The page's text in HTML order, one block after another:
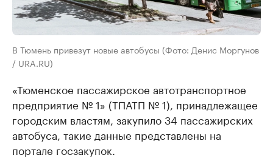
В Тюмень привезут новые автобусы (Фото: Денис Моргунов
/ URA.RU)
«Тюменское пассажирское автотранспортное
предприятие № 1» (ТПАТП № 1), принадлежащее
городским властям, закупило 34 пассажирских
автобуса, такие данные представлены на
портале госзакупок.